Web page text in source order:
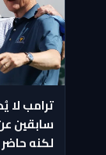
ترامب لا
سابقين
لكنه